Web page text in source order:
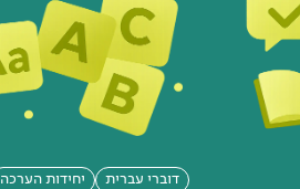
דוברי עברית יחידות הערכה